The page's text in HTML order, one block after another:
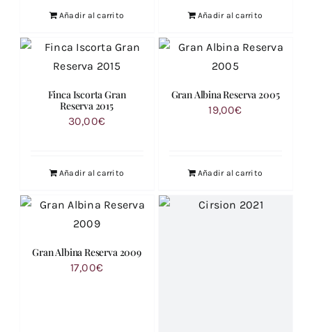
Añadir al carrito Añadir al carrito
Finca Iscorta Gran
Reserva 2015
30,00€
Añadir al carrito
Gran Albina Reserva 2005
19,00€
Añadir al carrito
Gran Albina Reserva 2009
17,00€